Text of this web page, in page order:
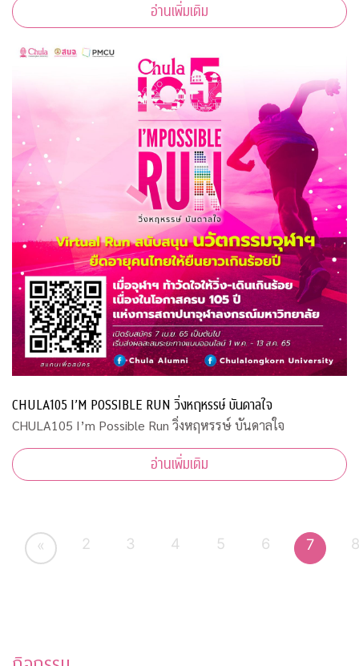
อ่านเพิ่มเติม
CHULA105 I’M POSSIBLE RUN วิ่งหฤหรรษ์ บันดาลใจ
CHULA105 I’m Possible Run วิ่งหฤหรรษ์ บันดาลใจ
อ่านเพิ่มเติม
« 2 3 4 5 6 7 8